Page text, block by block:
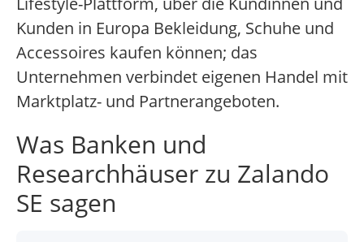
Kunden in Europa Bekleidung, Schuhe und
Accessoires kaufen können; das
Unternehmen verbindet eigenen Handel mit
Marktplatz- und Partnerangeboten.
Was Banken und
Researchhäuser zu Zalando
SE sagen